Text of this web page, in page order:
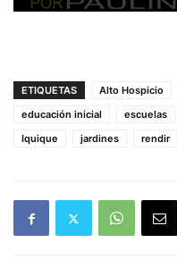
ETIQUETAS Alto Hospicio
educación inicial
escuelas
Iquique
jardines rendir